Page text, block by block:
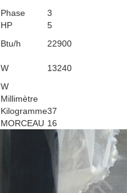
Phase
3
HP
5
Btu/h
22900
W
13240
W
Millimètre
Kilogramme37
MORCEAU 16